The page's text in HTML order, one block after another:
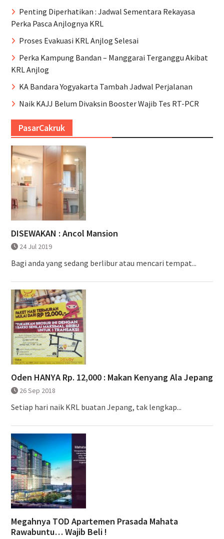
Penting Diperhatikan : Jadwal Sementara Rekayasa
Perka Pasca Anjlognya KRL
Proses Evakuasi KRL Anjlog Selesai
Perka Kampung Bandan – Manggarai Terganggu Akibat
KRL Anjlog
KA Bandara Yogyakarta Tambah Jadwal Perjalanan
Naik KAJJ Belum Divaksin Booster Wajib Tes RT-PCR
PasarCakruk
DISEWAKAN : Ancol Mansion
24 Jul 2019
Bagi anda yang sedang berlibur atau mencari tempat...
Oden HANYA Rp. 12,000 : Makan Kenyang Ala Jepang
26 Sep 2018
Setiap hari naik KRL buatan Jepang, tak lengkap...
Megahnya TOD Apartemen Prasada Mahata
Rawabuntu… Wajib Beli !